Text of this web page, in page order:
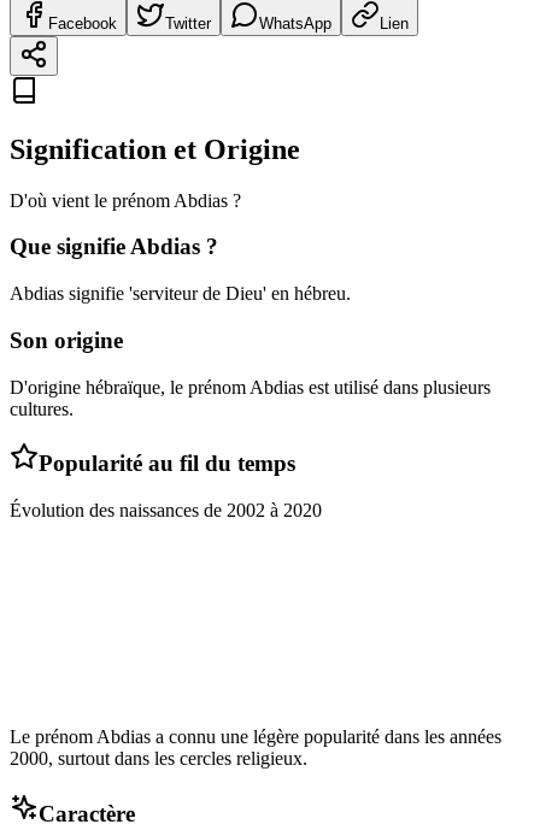
Facebook Twitter WhatsApp Lien
Signification et Origine
D'où vient le prénom Abdias ?
Que signifieAbdias ?
Abdias signifie 'serviteur de Dieu' en hébreu.
Son origine
D'origine hébraïque, le prénom Abdias est utilisé dans plusieurs
cultures.
Popularité au fil du temps
Évolution des naissances de 2002 à 2020
Le prénom Abdias a connu une légère popularité dans les années
2000, surtout dans les cercles religieux.
Caractère